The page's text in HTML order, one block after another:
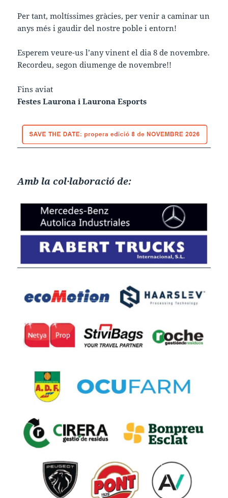
Per tant, moltíssimes gràcies, per venir a caminar un
anys més i gaudir del nostre poble i entorn!
Esperem veure-us l’any vinent el dia 8 de novembre.
Recordeu, segon diumenge de novembre!!
Fins aviat
Festes Laurona i Laurona Esports
Amb la col·laboració de: